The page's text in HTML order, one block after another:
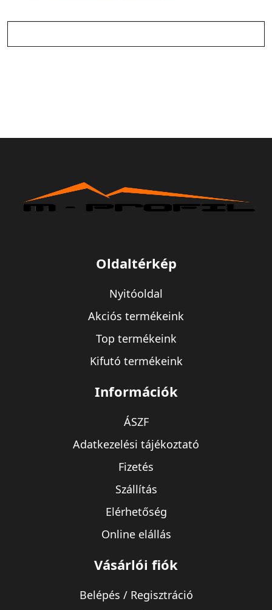
Oldaltérkép
Nyitóoldal
Akciós termékeink
Top termékeink
Kifutó termékeink
Információk
ÁSZF
Adatkezelési tájékoztató
Fizetés
Szállítás
Elérhetőség
Online elállás
Vásárlói fiók
Belépés / Regisztráció